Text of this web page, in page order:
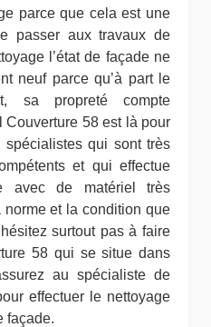
parce que cela est une
passer aux travaux de
l’état de façade ne
neuf parce qu’à part le
sa propreté compte
Couverture 58 est là pour
qui sont très
et qui effectue
avec de matériel très
et la condition que
surtout pas à faire
58 qui se situe dans
au spécialiste de
effectuer le nettoyage
façade.